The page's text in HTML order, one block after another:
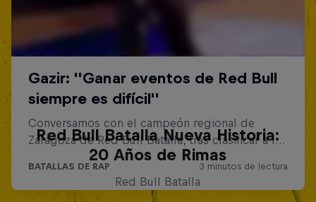
Red Bull Batalla Nueva Historia:
20 Años de Rimas
Red Bull Batalla